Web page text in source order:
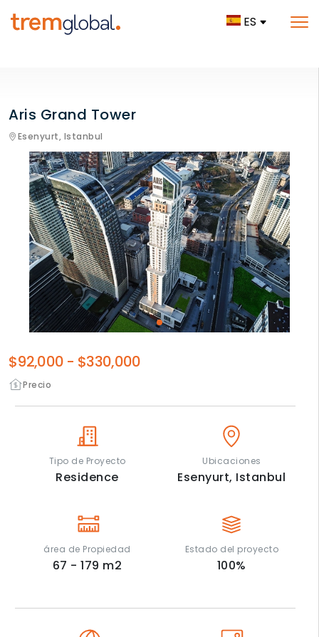
ES
Aris Grand Tower
Esenyurt, Istanbul
Precio
$92,000 - $330,000
Tipo de Proyecto
Residence
Ubicaciones
Esenyurt, Istanbul
área de Propiedad
67 - 179 m2
Estado del proyecto
100%